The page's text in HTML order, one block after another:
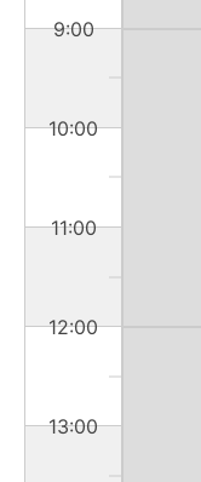
9:00
10:00
11:00
12:00
13:00